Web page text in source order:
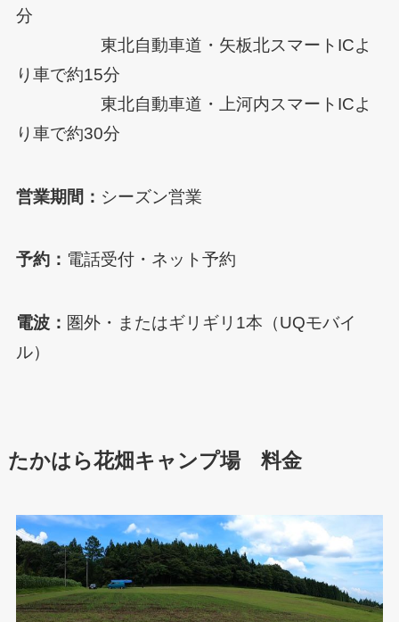
分
東北自動車道・矢板北スマートICよ
り車で約15分
東北自動車道・上河内スマートICよ
り車で約30分
営業期間： シーズン営業
予約： 電話受付・ネット予約
電波： 圏外・またはギリギリ1本（UQモバイ
ル）
たかはら花畑キャンプ場 料金